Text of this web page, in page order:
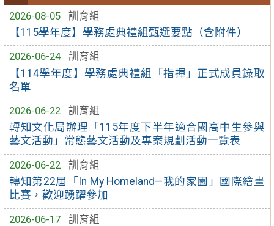
2026-08-05
訓育組
【115學年度】學務處典禮組甄選要點（含附件）
2026-06-24
訓育組
【114學年度】學務處典禮組「指揮」正式成員錄取
名單
2026-06-22
訓育組
轉知文化局辦理「115年度下半年適合國高中生參與
藝文活動」常態藝文活動及專案規劃活動一覽表
2026-06-22
訓育組
轉知第22屆「In My Homeland—我的家園」國際繪畫
比賽，歡迎踴躍參加
2026-06-17
訓育組